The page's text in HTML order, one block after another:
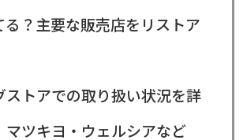
る？主要な販売店をリストア
ストアでの取り扱い状況を詳
マツキヨ・ウェルシアなど